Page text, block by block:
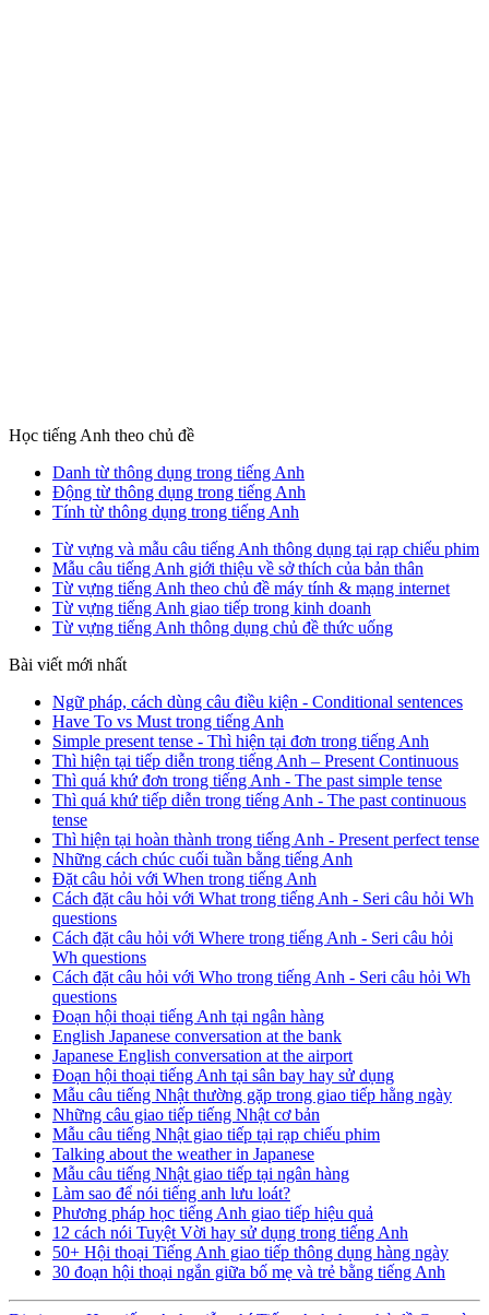
Học tiếng Anh theo chủ đề
Danh từ thông dụng trong tiếng Anh
Động từ thông dụng trong tiếng Anh
Tính từ thông dụng trong tiếng Anh
Từ vựng và mẫu câu tiếng Anh thông dụng tại rạp chiếu phim
Mẫu câu tiếng Anh giới thiệu về sở thích của bản thân
Từ vựng tiếng Anh theo chủ đề máy tính & mạng internet
Từ vựng tiếng Anh giao tiếp trong kinh doanh
Từ vựng tiếng Anh thông dụng chủ đề thức uống
Bài viết mới nhất
Ngữ pháp, cách dùng câu điều kiện - Conditional sentences
Have To vs Must trong tiếng Anh
Simple present tense - Thì hiện tại đơn trong tiếng Anh
Thì hiện tại tiếp diễn trong tiếng Anh – Present Continuous
Thì quá khứ đơn trong tiếng Anh - The past simple tense
Thì quá khứ tiếp diễn trong tiếng Anh - The past continuous
tense
Thì hiện tại hoàn thành trong tiếng Anh - Present perfect tense
Những cách chúc cuối tuần bằng tiếng Anh
Đặt câu hỏi với When trong tiếng Anh
Cách đặt câu hỏi với What trong tiếng Anh - Seri câu hỏi Wh
questions
Cách đặt câu hỏi với Where trong tiếng Anh - Seri câu hỏi
Wh questions
Cách đặt câu hỏi với Who trong tiếng Anh - Seri câu hỏi Wh
questions
Đoạn hội thoại tiếng Anh tại ngân hàng
English Japanese conversation at the bank
Japanese English conversation at the airport
Đoạn hội thoại tiếng Anh tại sân bay hay sử dụng
Mẫu câu tiếng Nhật thường gặp trong giao tiếp hằng ngày
Những câu giao tiếp tiếng Nhật cơ bản
Mẫu câu tiếng Nhật giao tiếp tại rạp chiếu phim
Talking about the weather in Japanese
Mẫu câu tiếng Nhật giao tiếp tại ngân hàng
Làm sao để nói tiếng anh lưu loát?
Phương pháp học tiếng Anh giao tiếp hiệu quả
12 cách nói Tuyệt Vời hay sử dụng trong tiếng Anh
50+ Hội thoại Tiếng Anh giao tiếp thông dụng hàng ngày
30 đoạn hội thoại ngắn giữa bố mẹ và trẻ bằng tiếng Anh